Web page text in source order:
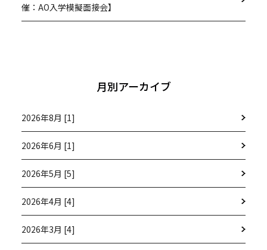
催：AO入学模擬面接会】
月別アーカイブ
2026年8月 [1]
2026年6月 [1]
2026年5月 [5]
2026年4月 [4]
2026年3月 [4]